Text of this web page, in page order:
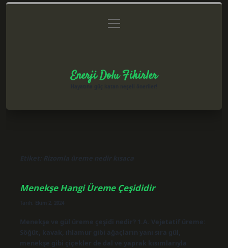
Gizlilik Politikası
menüyü
aç
Enerji Dolu Fikirler
Etiket: Rizomla üreme nedir kısaca
Menekşe Hangi Üreme Çeşididir
Tarih: Ekim 2, 2024
Menekşe ve gül üreme çeşidi nedir? 1.A. Vejetatif üreme:
Söğüt, kavak, ıhlamur gibi ağaçların yanı sıra gül,
menekşe gibi çiçekler de dal ve yaprak kısımlarıyla